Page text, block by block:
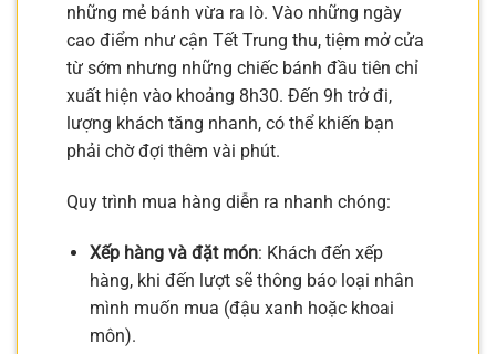
những mẻ bánh vừa ra lò. Vào những ngày
cao điểm như cận Tết Trung thu, tiệm mở cửa
từ sớm nhưng những chiếc bánh đầu tiên chỉ
xuất hiện vào khoảng 8h30. Đến 9h trở đi,
lượng khách tăng nhanh, có thể khiến bạn
phải chờ đợi thêm vài phút.
Quy trình mua hàng diễn ra nhanh chóng:
Xếp hàng và đặt món: Khách đến xếp
hàng, khi đến lượt sẽ thông báo loại nhân
mình muốn mua (đậu xanh hoặc khoai
môn).